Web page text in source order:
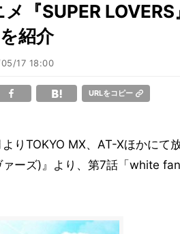
『SUPER
紹介
17 18:00
URLをコピー
りTOKYO MX、AT-Xほかにて
ーズ)』より、第7話「white